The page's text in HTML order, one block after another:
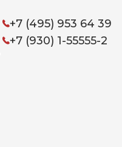
+7 (495) 953 64 39
+7 (930) 1-55555-2